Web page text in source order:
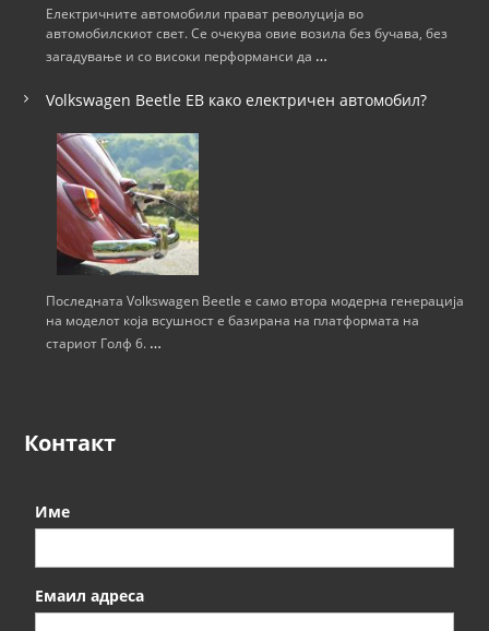
н
и
Електричните автомобили прават револуција во
автомобилскиот свет. Се очекува овие возила без бучава, без
загадување и со високи перформанси да …
Volkswagen Beetle ЕВ како електричен автомобил?
Последната Volkswagen Beetle е само втора модерна генерација
на моделот која всушност е базирана на платформата на
стариот Голф 6. …
Контакт
Име
Емаил адреса